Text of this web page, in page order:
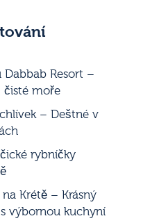
Dabbab Resort –
čisté moře
– Deštné v
rybníčky
Krétě – Krásný
výbornou kuchyní